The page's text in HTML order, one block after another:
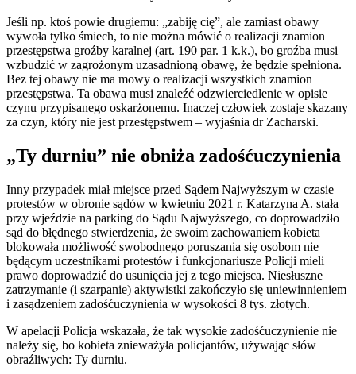
Jeśli np. ktoś powie drugiemu: „zabiję cię”, ale zamiast obawy
wywoła tylko śmiech, to nie można mówić o realizacji znamion
przestępstwa groźby karalnej (art. 190 par. 1 k.k.), bo groźba musi
wzbudzić w zagrożonym uzasadnioną obawę, że będzie spełniona.
Bez tej obawy nie ma mowy o realizacji wszystkich znamion
przestępstwa. Ta obawa musi znaleźć odzwierciedlenie w opisie
czynu przypisanego oskarżonemu. Inaczej człowiek zostaje skazany
za czyn, który nie jest przestępstwem – wyjaśnia dr Zacharski.
„Ty durniu” nie obniża zadośćuczynienia
Inny przypadek miał miejsce przed Sądem Najwyższym w czasie
protestów w obronie sądów w kwietniu 2021 r. Katarzyna A. stała
przy wjeździe na parking do Sądu Najwyższego, co doprowadziło
sąd do błędnego stwierdzenia, że swoim zachowaniem kobieta
blokowała możliwość swobodnego poruszania się osobom nie
będącym uczestnikami protestów i funkcjonariusze Policji mieli
prawo doprowadzić do usunięcia jej z tego miejsca. Niesłuszne
zatrzymanie (i szarpanie) aktywistki zakończyło się uniewinnieniem
i zasądzeniem zadośćuczynienia w wysokości 8 tys. złotych.
W apelacji Policja wskazała, że tak wysokie zadośćuczynienie nie
należy się, bo kobieta znieważyła policjantów, używając słów
obraźliwych: Ty durniu.